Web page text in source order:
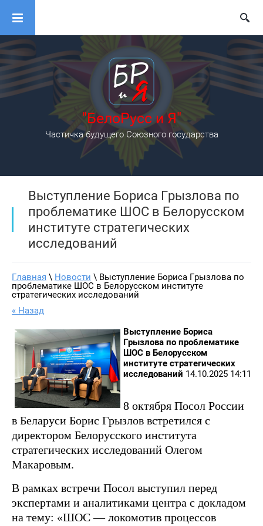
"БелоРусс и Я"
Частичка будущего Союзного государства
Выступление Бориса Грызлова по
проблематике ШОС в Белорусском
институте стратегических
исследований
Главная \ Новости \ Выступление Бориса Грызлова по
проблематике ШОС в Белорусском институте
стратегических исследований
« Назад
Выступление Бориса
Грызлова по проблематике
ШОС в Белорусском
институте стратегических
исследований 14.10.2025 14:11
8 октября Посол России
в Беларуси Борис Грызлов встретился с
директором Белорусского института
стратегических исследований Олегом
Макаровым.
В рамках встречи Посол выступил перед
экспертами и аналитиками центра с докладом
на тему: «ШОС — локомотив процессов